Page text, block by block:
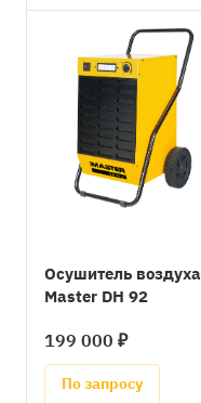
Oсушитель воздуха
Master DH 92
199 000 ₽
По запросу